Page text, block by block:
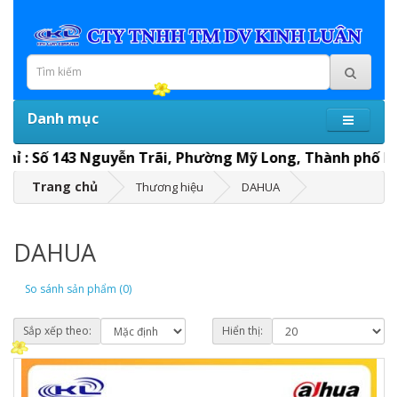
Danh mục
: Số 143 Nguyễn Trãi, Phường Mỹ Long, Thành phố
Trang chủ Thương hiệu DAHUA
DAHUA
So sánh sản phẩm (0)
Sắp xếp theo: Hiển thị: